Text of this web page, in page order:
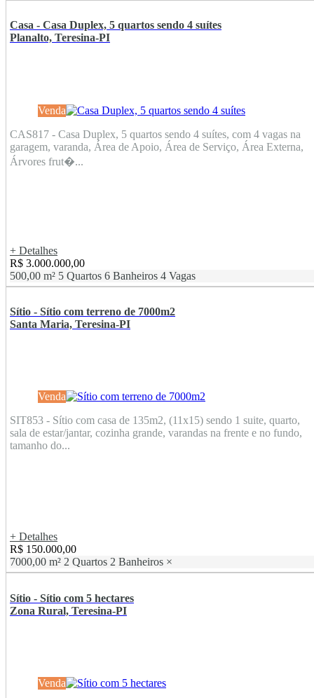
Casa - Casa Duplex, 5 quartos sendo 4 suítes
Planalto, Teresina-PI
Venda
CAS817 - Casa Duplex, 5 quartos sendo 4 suítes, com 4 vagas na
garagem, varanda, Área de Apoio, Área de Serviço, Área Externa,
Árvores frut�...
+ Detalhes
R$ 3.000.000,00
500,00 m² 5 Quartos 6 Banheiros 4 Vagas
Sítio - Sítio com terreno de 7000m2
Santa Maria, Teresina-PI
Venda
SIT853 - Sítio com casa de 135m2, (11x15) sendo 1 suite, quarto,
sala de estar/jantar, cozinha grande, varandas na frente e no fundo,
tamanho do...
+ Detalhes
R$ 150.000,00
7000,00 m² 2 Quartos 2 Banheiros ×
Sítio - Sítio com 5 hectares
Zona Rural, Teresina-PI
Venda